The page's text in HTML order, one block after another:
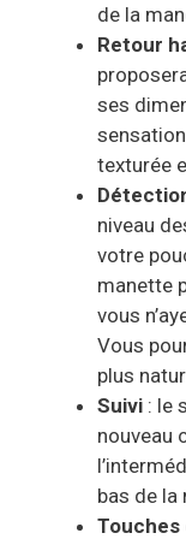
de la
Retour
ses
texturée
niveau
votre
manette
vous
Vous
plus
Suivi : le
nouveau
bas de la
Touches